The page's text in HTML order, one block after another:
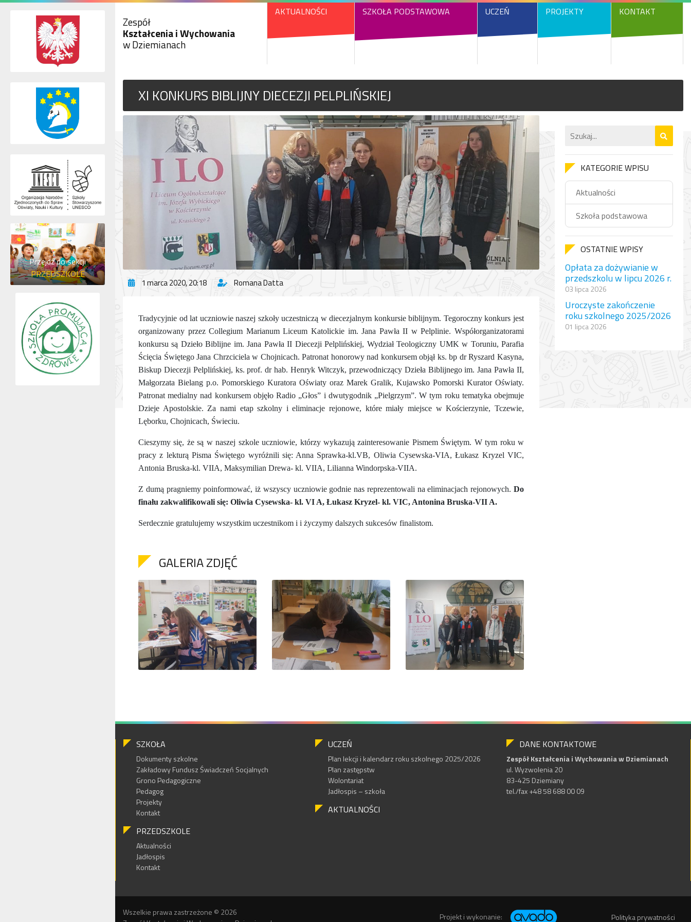
Zespół
Kształcenia i Wychowania
w Dziemianach
AKTUALNOŚCI SZKOŁA PODSTAWOWA UCZEŃ PROJEKTY KONTAKT
XI KONKURS BIBLIJNY DIECEZJI PELPLIŃSKIEJ
1 marca 2020, 20:18 Romana Datta
Tradycyjnie od lat uczniowie naszej szkoły uczestniczą w diecezjalnym konkursie biblijnym. Tegoroczny konkurs jest
organizowany przez Collegium Marianum Liceum Katolickie im. Jana Pawła II w Pelplinie. Współorganizatorami
konkursu są Dzieło Biblijne im. Jana Pawła II Diecezji Pelplińskiej, Wydział Teologiczny UMK w Toruniu, Parafia
Ścięcia Świętego Jana Chrzciciela w Chojnicach. Patronat honorowy nad konkursem objął ks. bp dr Ryszard Kasyna,
Biskup Diecezji Pelplińskiej, ks. prof. dr hab. Henryk Witczyk, przewodniczący Dzieła Biblijnego im. Jana Pawła II,
Małgorzata Bielang p.o. Pomorskiego Kuratora Oświaty oraz Marek Gralik, Kujawsko Pomorski Kurator Oświaty.
Patronat medialny nad konkursem objęło Radio „Głos” i dwutygodnik „Pielgrzym”. W tym roku tematyka obejmuje
Dzieje Apostolskie. Za nami etap szkolny i eliminacje rejonowe, które miały miejsce w Kościerzynie, Tczewie,
Lęborku, Chojnicach, Świeciu.
Cieszymy się, że są w naszej szkole uczniowie, którzy wykazują zainteresowanie Pismem Świętym. W tym roku w
pracy z lekturą Pisma Świętego wyróżnili się: Anna Sprawka-kl.VB, Oliwia Cysewska-VIA, Łukasz Kryzel VIC,
Antonia Bruska-kl. VIIA, Maksymilian Drewa- kl. VIIA, Lilianna Windorpska-VIIA.
Z dumą pragniemy poinformować, iż wszyscy uczniowie godnie nas reprezentowali na eliminacjach rejonowych. Do
finału zakwalifikowali się: Oliwia Cysewska- kl. VI A, Łukasz Kryzel- kl. VIC, Antonina Bruska-VII A.
Serdecznie gratulujemy wszystkim uczestnikom i i życzymy dalszych sukcesów finalistom.
GALERIA ZDJĘĆ
KATEGORIE WPISU
Aktualności
Szkoła podstawowa
OSTATNIE WPISY
Opłata za dożywianie w
przedszkolu w lipcu 2026 r.
03 lipca 2026
Uroczyste zakończenie
roku szkolnego 2025/2026
01 lipca 2026
SZKOŁA
Dokumenty szkolne
Zakładowy Fundusz Świadczeń Socjalnych
Grono Pedagogiczne
Pedagog
Projekty
Kontakt
PRZEDSZKOLE
Aktualności
Jadłospis
Kontakt
UCZEŃ
Plan lekcji i kalendarz roku szkolnego 2025/2026
Plan zastępstw
Wolontariat
Jadłospis – szkoła
AKTUALNOŚCI
DANE KONTAKTOWE
Zespół Kształcenia i Wychowania w Dziemianach
ul. Wyzwolenia 20
83-425 Dziemiany
tel./fax +48 58 688 00 09
Wszelkie prawa zastrzeżone © 2026
Projekt i wykonanie: Polityka prywatności
Przejdź do sekcji
PRZEDSZKOLE